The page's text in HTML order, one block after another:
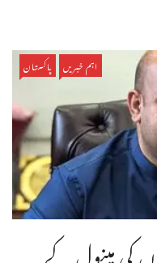
اہم خبریں پاکستان
کی مینول کے